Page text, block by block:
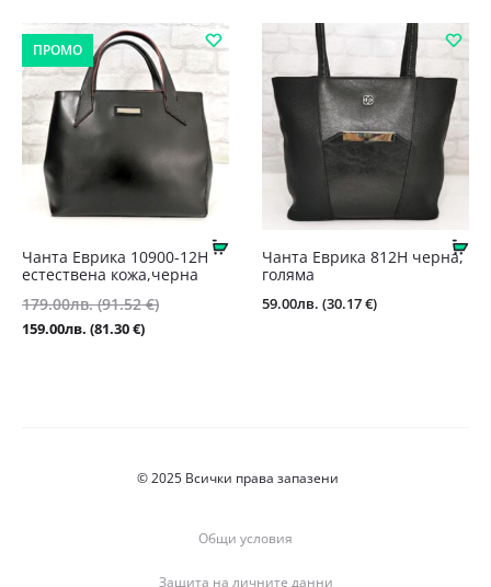
ПРОМО
Купи
Чанта Еврика 10900-12Н
естествена кожа,черна
179.00лв. (91.52 €)Original
159.00лв. (81.30 €)Текущата
Чанта Еврика 812Н черна,
голяма
59.00лв. (30.17 €)
© 2025 Всички права запазени
Общи условия
Защита на личните данни